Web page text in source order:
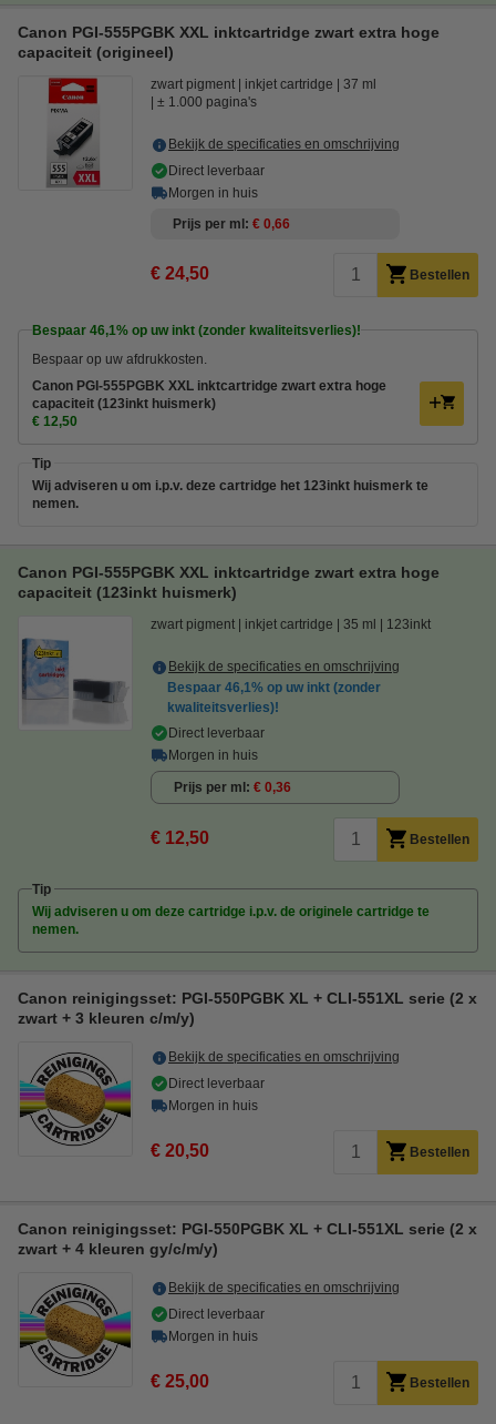
Canon PGI-555PGBK XXL inktcartridge zwart extra hoge
capaciteit (origineel)
zwart pigment inkjet cartridge
37 ml
± 1.000 pagina's
Bekijk de specificaties en omschrijving
Direct leverbaar
Morgen in huis
Prijs per ml
€ 0,66
€ 24,50 Bestellen
Bespaar 46,1% op uw inkt (zonder kwaliteitsverlies)!
Bespaar op uw afdrukkosten.
Canon PGI-555PGBK XXL inktcartridge zwart extra hoge
capaciteit (123inkt huismerk)
€ 12,50
Tip
Wij adviseren u om i.p.v. deze cartridge het 123inkt huismerk te
nemen.
Canon PGI-555PGBK XXL inktcartridge zwart extra hoge
capaciteit (123inkt huismerk)
zwart pigment inkjet cartridge 35 ml 123inkt
Bekijk de specificaties en omschrijving
Bespaar 46,1% op uw inkt (zonder
kwaliteitsverlies)!
Direct leverbaar
Morgen in huis
Prijs per ml € 0,36
€ 12,50 Bestellen
Tip
Wij adviseren u om deze cartridge i.p.v. de originele cartridge te
nemen.
Canon reinigingsset: PGI-550PGBK XL + CLI-551XL serie (2 x
zwart + 3 kleuren c/m/y)
Bekijk de specificaties en omschrijving
Direct leverbaar
Morgen in huis
€ 20,50 Bestellen
Canon reinigingsset: PGI-550PGBK XL + CLI-551XL serie (2 x
zwart + 4 kleuren gy/c/m/y)
Bekijk de specificaties en omschrijving
Direct leverbaar
Morgen in huis
€ 25,00 Bestellen